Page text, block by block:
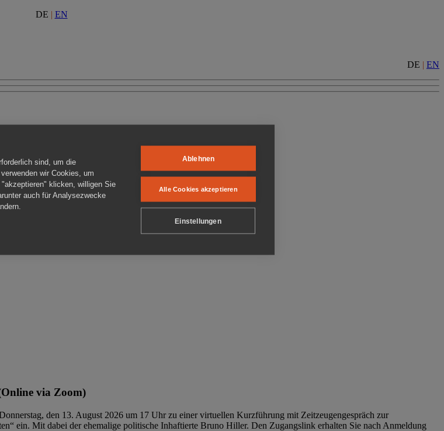
DE | EN
DE | EN
via Zoom)
den 13. August 2026 um 17 Uhr zu einer virtuellen Kurzführung mit Zeitzeugengespräch zur
ein. Mit dabei der ehemalige politische Inhaftierte Bruno Hiller. Den Zugangslink erhalten Sie nach Anmeldung
sind, um die
wir Cookies, um
klicken, willigen Sie
auch für Analysezwecke
Ablehnen
Alle Cookies akzeptieren
Einstellungen